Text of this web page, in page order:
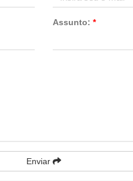
Assunto: *
Enviar